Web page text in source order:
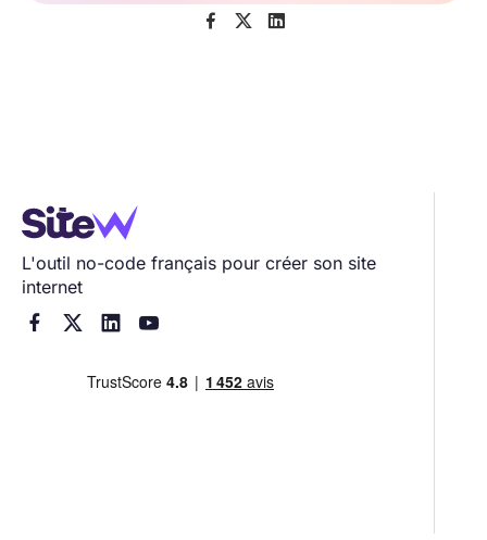
  
L'outil no-code français pour créer son site
internet
   